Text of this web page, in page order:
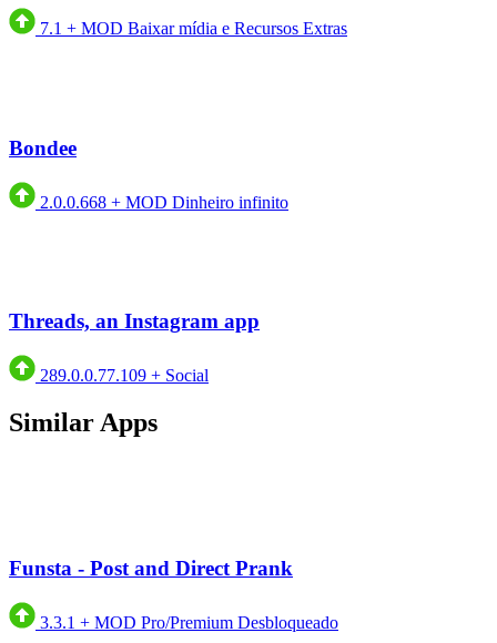
7.1 + MOD Baixar mídia e Recursos Extras
Bondee
2.0.0.668 + MOD Dinheiro infinito
Threads, an Instagram app
289.0.0.77.109 + Social
Similar Apps
Funsta - Post and Direct Prank
3.3.1 + MOD Pro/Premium Desbloqueado